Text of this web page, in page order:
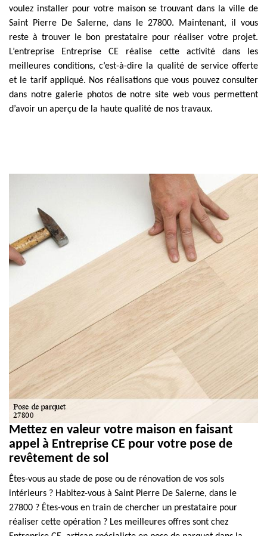
voulez installer pour votre maison se trouvant dans la ville de
Saint Pierre De Salerne, dans le 27800. Maintenant, il vous
reste à trouver le bon prestataire pour réaliser votre projet.
L’entreprise Entreprise CE réalise cette activité dans les
meilleures conditions, c’est-à-dire la qualité de service offerte
et le tarif appliqué. Nos réalisations que vous pouvez consulter
dans notre galerie photos de notre site web vous permettent
d’avoir un aperçu de la haute qualité de nos travaux.
Mettez en valeur votre maison en faisant
appel à Entreprise CE pour votre pose de
revêtement de sol
Êtes-vous au stade de pose ou de rénovation de vos sols
intérieurs ? Habitez-vous à Saint Pierre De Salerne, dans le
27800 ? Êtes-vous en train de chercher un prestataire pour
réaliser cette opération ? Les meilleures offres sont chez